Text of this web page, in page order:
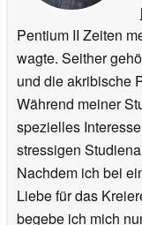
Pentium II Zeiten
wagte. Seither
und die akribische
Während meiner
spezielles
stressigen
Nachdem ich bei
Liebe für das
begebe ich mich